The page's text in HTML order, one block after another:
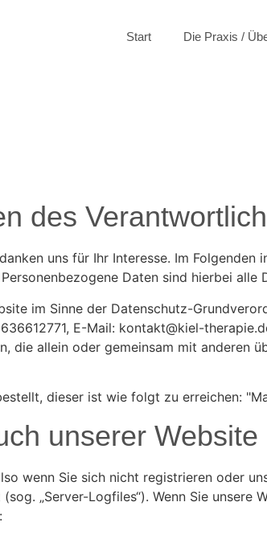
Start Die Praxis /
des
uns für Ihr Interesse. Im
Daten sind hierbei
im Sinne der Datenschutz-
E-Mail: kontakt@kiel-
die allein oder gemeinsam mit anderen
dieser ist wie folgt zu erreichen:
unserer Website
wenn Sie sich nicht registrieren oder
„Server-Logfiles“). Wenn Sie